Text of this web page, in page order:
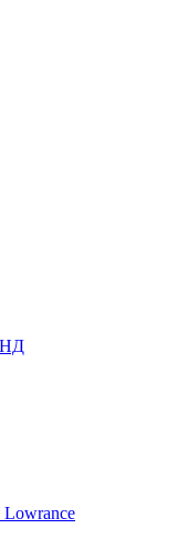
Lowrance